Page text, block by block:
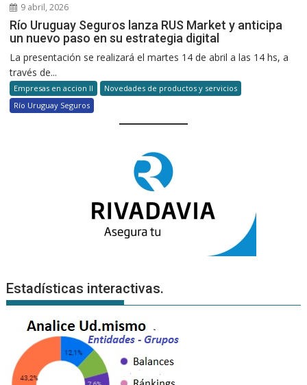
9 abril, 2026
Río Uruguay Seguros lanza RUS Market y anticipa
un nuevo paso en su estrategia digital
La presentación se realizará el martes 14 de abril a las 14 hs, a
través de...
Empresas en accion II
Novedades de productos y servicios
Río Uruguay Seguros
Estadísticas interactivas.